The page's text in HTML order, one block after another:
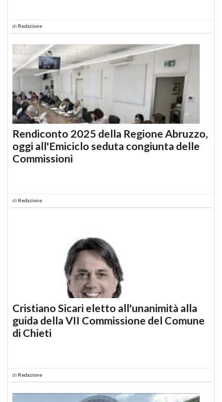
di Redazione
Rendiconto 2025 della Regione Abruzzo,
oggi all'Emiciclo seduta congiunta delle
Commissioni
di Redazione
Cristiano Sicari eletto all'unanimità alla
guida della VII Commissione del Comune
di Chieti
di Redazione